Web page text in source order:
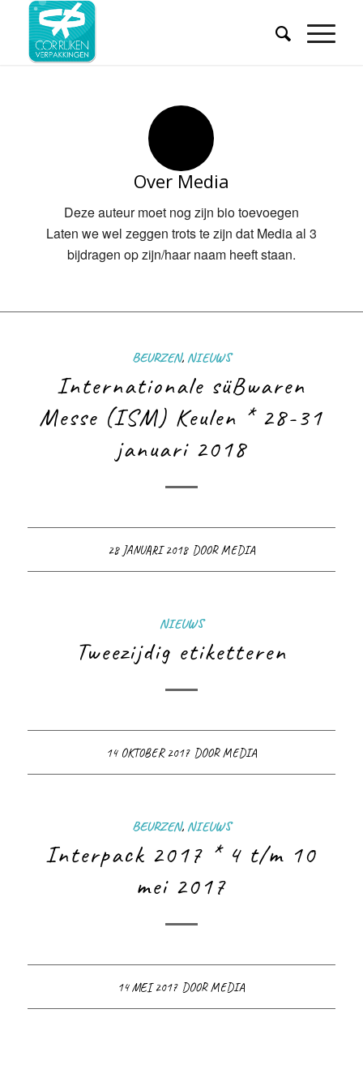
Over Media
Deze auteur moet nog zijn bio toevoegen
Laten we wel zeggen trots te zijn dat Mediaal 3
bijdragen op zijn/haar naam heeft staan.
BEURZEN, NIEUWS
Internationale süBwaren
Messe (ISM) Keulen * 28-31
januari 2018
28 JANUARI 2018 DOORMEDIA
NIEUWS
Tweezijdig etiketteren
14 OKTOBER 2017 DOORMEDIA
BEURZEN, NIEUWS
Interpack 2017 * 4 t/m 10
mei 2017
14 MEI 2017 DOORMEDIA